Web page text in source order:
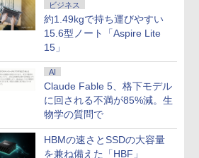
ビジネス
約1.49kgで持ち運びやすい
15.6型ノート「Aspire Lite
15」
AI
Claude Fable 5、格下モデル
に回される不満が85%減。生
物学の質問で
HBMの速さとSSDの大容量
を兼ね備えた「HBF」